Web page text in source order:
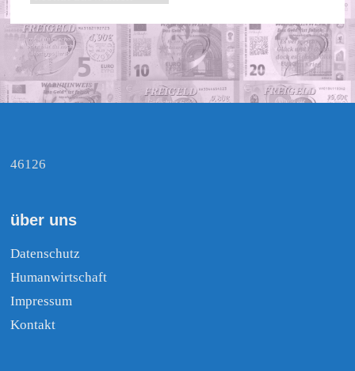
46126
über uns
Datenschutz
Humanwirtschaft
Impressum
Kontakt